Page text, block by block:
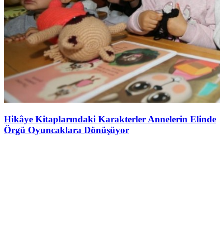
Hikâye Kitaplarındaki Karakterler Annelerin Elinde
Örgü Oyuncaklara Dönüşüyor